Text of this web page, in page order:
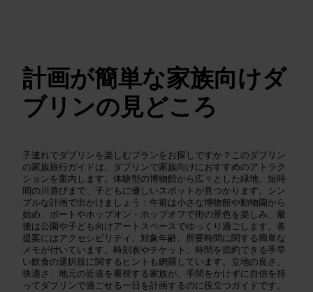
計画が簡単な家族向けダ
ブリンの見どころ
子連れでダブリンを楽しむプランをお探しですか？このダブリン
の家族旅行ガイドは、ダブリンで家族向けにおすすめのアトラク
ションを案内します。体験型の博物館から広々とした緑地、短時
間の川遊びまで、子どもに優しいスポットが見つかります。シン
プルな計画で出かけましょう：午前は小さな博物館や動物園から
始め、ボートやホップオン・ホップオフで街の景色を楽しみ、最
後は公園や子ども向けアートスペースでゆっくり過ごします。各
提案にはアクセシビリティ、対象年齢、所要時間に関する簡単な
メモが付いています。時刻表やチケット、時間を節約できる手早
い飲食の選択肢に関するヒントも網羅しています。立地の良さ、
快適さ、地元の近道を重視する家族が、手間をかけずに自信を持
ってダブリンで過ごせる一日を計画するのに役立つガイドです。